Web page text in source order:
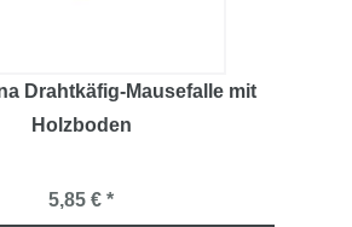
Drahtkäfig-Mausefalle mit
Holzboden
5,85 € *